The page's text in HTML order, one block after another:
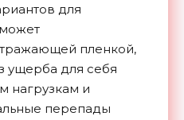
для
пленкой,
ущерба для себя
нагрузкам и
перепады